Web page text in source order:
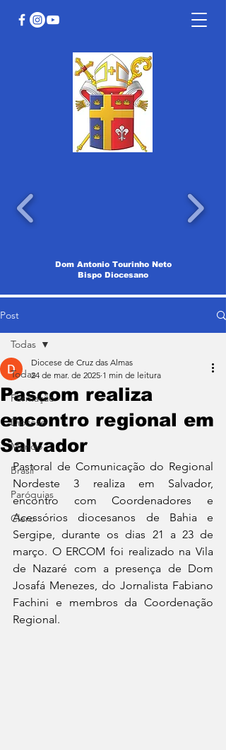
Dom Antonio Tourinho Neto
Bispo Diocesano
Post
Todas
Formação
Diocese
Mundo
Brasil
Paróquias
Clero
Todas
Pascom realiza
encontro regional em
Salvador
Diocese de Cruz das Almas
24 de mar. de 2025 1 min de leitura
Pastoral de Comunicação do Regional
Nordeste 3 realiza em Salvador,
encontro com Coordenadores e
Acessórios diocesanos de Bahia e
Sergipe, durante os dias 21 a 23 de
março. O ERCOM foi realizado na Vila
de Nazaré com a presença de Dom
Josafá Menezes, do Jornalista Fabiano
Fachini e membros da Coordenação
Regional.